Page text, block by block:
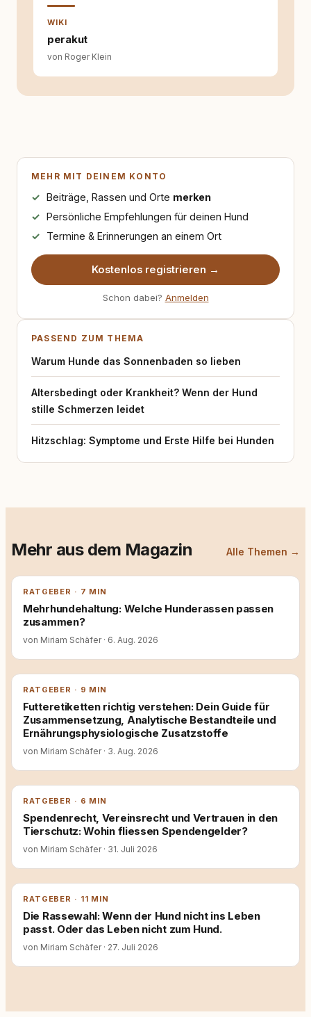
WIKI
perakut
von Roger Klein
MEHR MIT DEINEM KONTO
Beiträge, Rassen und Orte merken
Persönliche Empfehlungen für deinen Hund
Termine & Erinnerungen an einem Ort
Kostenlos registrieren →
Schon dabei? Anmelden
PASSEND ZUM THEMA
Warum Hunde das Sonnenbaden so lieben
Altersbedingt oder Krankheit? Wenn der Hund
stille Schmerzen leidet
Hitzschlag: Symptome und Erste Hilfe bei Hunden
Mehr aus dem Magazin Alle Themen →
RATGEBER · 7 MIN
Mehrhundehaltung: Welche Hunderassen passen
zusammen?
von Miriam Schäfer · 6. Aug. 2026
RATGEBER · 9 MIN
Futteretiketten richtig verstehen: Dein Guide für
Zusammensetzung, Analytische Bestandteile und
Ernährungsphysiologische Zusatzstoffe
von Miriam Schäfer · 3. Aug. 2026
RATGEBER · 6 MIN
Spendenrecht, Vereinsrecht und Vertrauen in den
Tierschutz: Wohin fliessen Spendengelder?
von Miriam Schäfer · 31. Juli 2026
RATGEBER · 11 MIN
Die Rassewahl: Wenn der Hund nicht ins Leben
passt. Oder das Leben nicht zum Hund.
von Miriam Schäfer · 27. Juli 2026